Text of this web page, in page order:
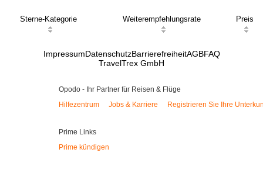
Sterne-Kategorie Weiterempfehlungsrate Preis
ImpressumDatenschutzBarrierefreiheitAGBFAQ
TravelTrex GmbH